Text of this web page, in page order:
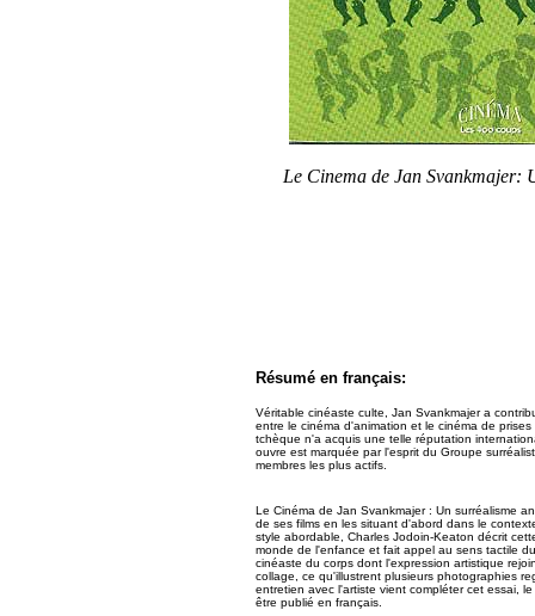
Le Cinema de Jan Svankmajer:
Résumé en français:
Véritable cinéaste culte, Jan Svankmajer a
entre le cinéma d'animation et le cinéma de
tchèque n'a acquis une telle réputation
ouvre est marquée par l'esprit du Groupe
membres les plus actifs.
Le Cinéma de Jan Svankmajer : Un surréalisme
de ses films en les situant d'abord dans le
style abordable, Charles Jodoin-Keaton décrit
monde de l'enfance et fait appel au sens tactile
cinéaste du corps dont l'expression artistique
collage, ce qu'illustrent plusieurs photographies
entretien avec l'artiste vient compléter cet essai,
être publié en français.